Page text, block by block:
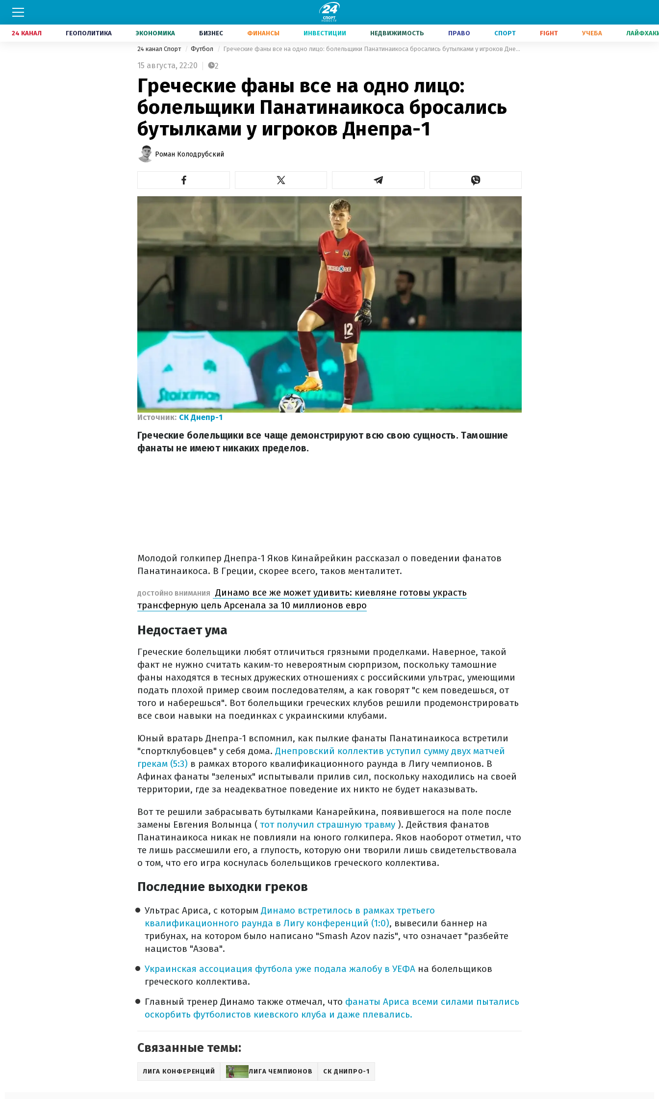
24 КАНАЛ ГЕОПОЛИТИКА ЭКОНОМИКА БИЗНЕС ФИНАНСЫ ИНВЕСТИЦИИ НЕДВИЖИМОСТЬ ПРАВО СПОРТ FIGHT УЧЕБА
24 канал Спорт Футбол Греческие фаны все на одно лицо: болельщики Панатинаикоса бросались бутылками у игроков Днепра-1
15 августа, 22:20 2
Греческие фаны все на одно лицо:
болельщики Панатинаикоса бросались
бутылками у игроков Днепра-1
Роман Колодрубский
Источник: СК Днепр-1
Греческие болельщики все чаще демонстрируют всю свою сущность. Тамошние
фанаты не имеют никаких пределов.
Молодой голкипер Днепра-1 Яков Кинайрейкин рассказал о поведении фанатов
Панатинаикоса. В Греции, скорее всего, таков менталитет.
ДОСТОЙНО ВНИМАНИЯ
Динамо все же может удивить: киевляне готовы украсть
трансферную цель Арсенала за 10 миллионов евро
Недостает ума
Греческие болельщики любят отличиться грязными проделками. Наверное, такой
факт не нужно считать каким-то невероятным сюрпризом, поскольку тамошние
фаны находятся в тесных дружеских отношениях с российскими ультрас, умеющими
подать плохой пример своим последователям, а как говорят "с кем поведешься, от
того и наберешься". Вот болельщики греческих клубов решили продемонстрировать
все свои навыки на поединках с украинскими клубами.
Юный вратарь Днепра-1 вспомнил, как пылкие фанаты Панатинаикоса встретили
"спортклубовцев" у себя дома. Днепровский коллектив уступил сумму двух матчей
грекам (5:3) в рамках второго квалификационного раунда в Лигу чемпионов. В
Афинах фанаты "зеленых" испытывали прилив сил, поскольку находились на своей
территории, где за неадекватное поведение их никто не будет наказывать.
Вот те решили забрасывать бутылками Канарейкина, появившегося на поле после
замены Евгения Волынца ( тот получил страшную травму ). Действия фанатов
Панатинаикоса никак не повлияли на юного голкипера. Яков наоборот отметил, что
те лишь рассмешили его, а глупость, которую они творили лишь свидетельствовала
о том, что его игра коснулась болельщиков греческого коллектива.
Последние выходки греков
Ультрас Ариса, с которым Динамо встретилось в рамках третьего
квалификационного раунда в Лигу конференций (1:0), вывесили баннер на
трибунах, на котором было написано "Smash Azov nazis", что означает "разбейте
нацистов "Азова".
Украинская ассоциация футбола уже подала жалобу в УЕФА на болельщиков
греческого коллектива.
Главный тренер Динамо также отмечал, что фанаты Ариса всеми силами пытались
оскорбить футболистов киевского клуба и даже плевались.
Связанные темы:
ЛИГА КОНФЕРЕНЦИЙ ЛИГА ЧЕМПИОНОВ СК ДНИПРО-1